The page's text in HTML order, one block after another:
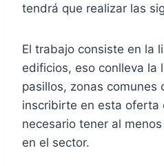
tendrá que realizar las
El trabajo consiste en la
edificios, eso conlleva la
pasillos, zonas comunes
inscribirte en esta oferta
necesario tener al
en el sector.